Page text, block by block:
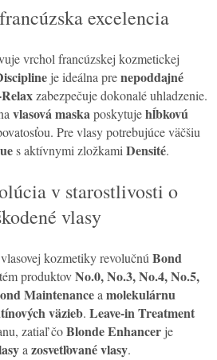
excelencia
vrchol francúzskej kozmetickej
je ideálna prenepoddajné
zabezpečuje dokonalé uhladzenie.
vlasová maskaposkytujehĺbkovú
Pre vlasy potrebujúce väčšiu
s aktívnymi zložkamiDensité.
v starostlivosti o
vlasy
kozmetiky revolučnúBond
produktovNo.0, No.3, No.4, No.5,
Maintenanceamolekulárnu
väzieb. Leave-in Treatment
zatiaľ čoBlonde Enhancer je
azosvetľované vlasy.